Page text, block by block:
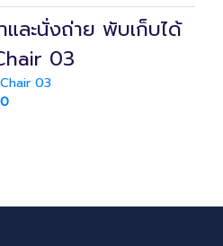
และนั่งถ่าย พับเก็บได้
03
03